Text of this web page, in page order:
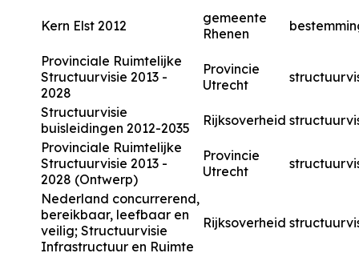
Kern Elst 2012
gemeente
Rhenen
Provinciale Ruimtelijke
Structuurvisie 2013 -
2028
Provincie
Utrecht
Structuurvisie
buisleidingen 2012-2035
Rijksoverheid
Provinciale Ruimtelijke
Structuurvisie 2013 -
2028 (Ontwerp)
Provincie
Utrecht
Nederland concurrerend,
bereikbaar, leefbaar en
veilig; Structuurvisie
Infrastructuur en Ruimte
Rijksoverheid